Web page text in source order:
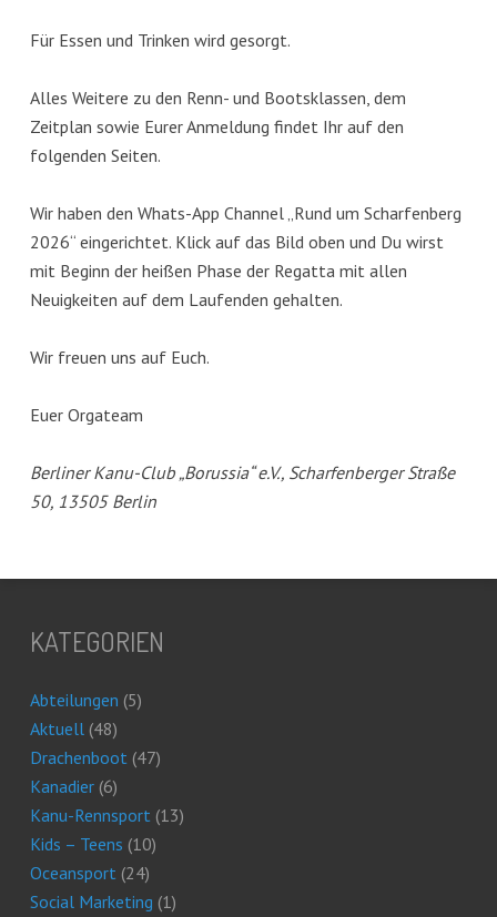
Für Essen und Trinken wird gesorgt.
Alles Weitere zu den Renn- und Bootsklassen, dem
Zeitplan sowie Eurer Anmeldung findet Ihr auf den
folgenden Seiten.
Wir haben den Whats-App Channel „Rund um Scharfenberg
2026“ eingerichtet. Klick auf das Bild oben und Du wirst
mit Beginn der heißen Phase der Regatta mit allen
Neuigkeiten auf dem Laufenden gehalten.
Wir freuen uns auf Euch.
Euer Orgateam
Berliner Kanu-Club „Borussia“ e.V., Scharfenberger Straße
50, 13505 Berlin
KATEGORIEN
Abteilungen (5)
Aktuell(48)
Drachenboot(47)
Kanadier(6)
Kanu-Rennsport(13)
Kids – Teens (10)
Oceansport(24)
Social Marketing (1)